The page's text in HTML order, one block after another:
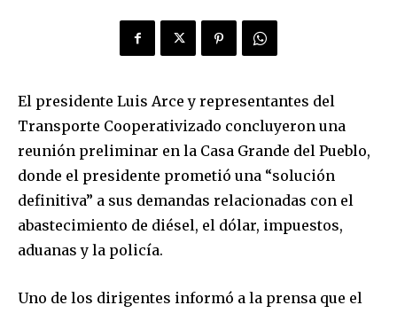
El presidente Luis Arce y representantes del
Transporte Cooperativizado concluyeron una
reunión preliminar en la Casa Grande del Pueblo,
donde el presidente prometió una “solución
definitiva” a sus demandas relacionadas con el
abastecimiento de diésel, el dólar, impuestos,
aduanas y la policía.
Uno de los dirigentes informó a la prensa que el